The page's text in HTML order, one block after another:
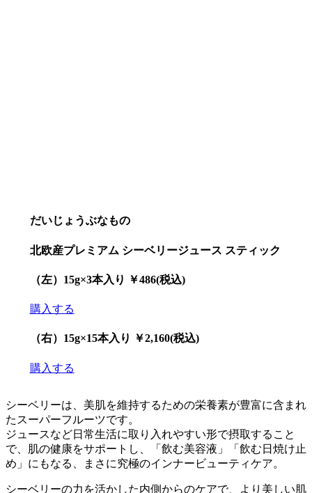
だいじょうぶなもの
北欧産プレミアム シーベリージュース スティック
（左）15g×3本入り ￥486(税込)
購入する
（右）15g×15本入り ￥2,160(税込)
購入する
シーベリーは、美肌を維持するための栄養素が豊富に含まれ
たスーパーフルーツです。
ジュースなど日常生活に取り入れやすい形で摂取すること
で、肌の健康をサポートし、「飲む美容液」「飲む日焼け止
め」にもなる、まさに究極のインナービューティケア。
シーベリーの力を活かした内側からのケアで、より美しい肌